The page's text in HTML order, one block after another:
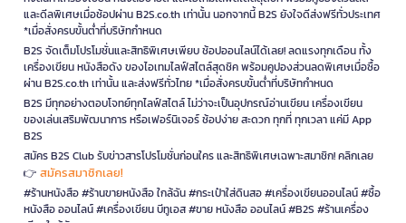
และดีลพิเศษเมื่อช้อปผ่าน B2S.co.th เท่านั้น นอกจากนี้ B2S ยังใจดีส่งฟรีทั่วประเทศ
*เมื่อสั่งครบขั้นต่ำที่บริษัทกำหนด
B2S จัดเต็มโปรโมชั่นและสิทธิพิเศษเพียบ ช้อปออนไลน์ได้เลย! ลดแรงทุกเดือน ทั้ง
เครื่องเขียน หนังสือดัง ของไอเทมไลฟ์สไตล์สุดชิค พร้อมคูปองส่วนลดพิเศษเมื่อซื้อ
ผ่าน B2S.co.th เท่านั้น และส่งฟรีทั่วไทย *เมื่อสั่งครบขั้นต่ำที่บริษัทกำหนด
B2S มีทุกอย่างตอบโจทย์ทุกไลฟ์สไตล์ ไม่ว่าจะเป็นอุปกรณ์อ่านเขียน เครื่องเขียน
ของเล่นเสริมพัฒนาการ หรือเฟอร์นิเจอร์ ช้อปง่าย สะดวก ทุกที่ ทุกเวลา แค่มี App
B2S
สมัคร B2S Club รับข่าวสารโปรโมชั่นก่อนใคร และสิทธิพิเศษเฉพาะสมาชิก! คลิกเลย
👉 สมัครสมาชิกเลย!
#ร้านหนังสือ #ร้านขายหนังสือ ใกล้ฉัน #กระเป๋าใส่ดินสอ #เครื่องเขียนออนไลน์ #ซื้อ
หนังสือ ออนไลน์ #เครื่องเขียน บีทูเอส #ขาย หนังสือ ออนไลน์ #B2S #ร้านเครื่อง